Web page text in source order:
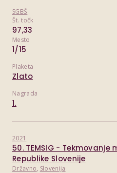
SGBŠ
Št. točk
97,33
Mesto
1/15
Plaketa
Zlato
Nagrada
1.
2021
50. TEMSIG -
Republike Slovenije
Državno, Slovenija